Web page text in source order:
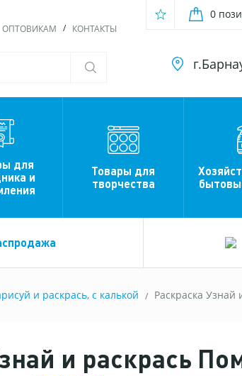
ОПТОВИКАМ КОНТАКТЫ
0
для
и
Товары для
творчества
и раскрась, с калькой Раскраска Узнай
и раскрась